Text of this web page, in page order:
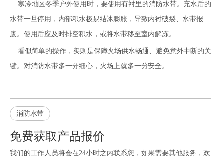
寒冷地区冬季户外使用时，要使用有衬里的消防水带。充水后的
水带一旦停用，内部积水极易结冰膨胀，导致内衬破裂、水带报
废。使用后应及时排空积水，或将水带移至室内解冻。
看似简单的操作，实则是保障火场供水畅通、避免意外中断的关
键。对消防水带多一分细心，火场上就多一分安全。
消防水带
免费获取产品报价
我们的工作人员将会在24小时之内联系您，如果需要其他服务，欢